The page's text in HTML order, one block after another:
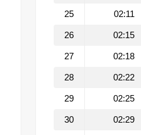
25 02:11
26 02:15
27 02:18
28 02:22
29 02:25
30 02:29